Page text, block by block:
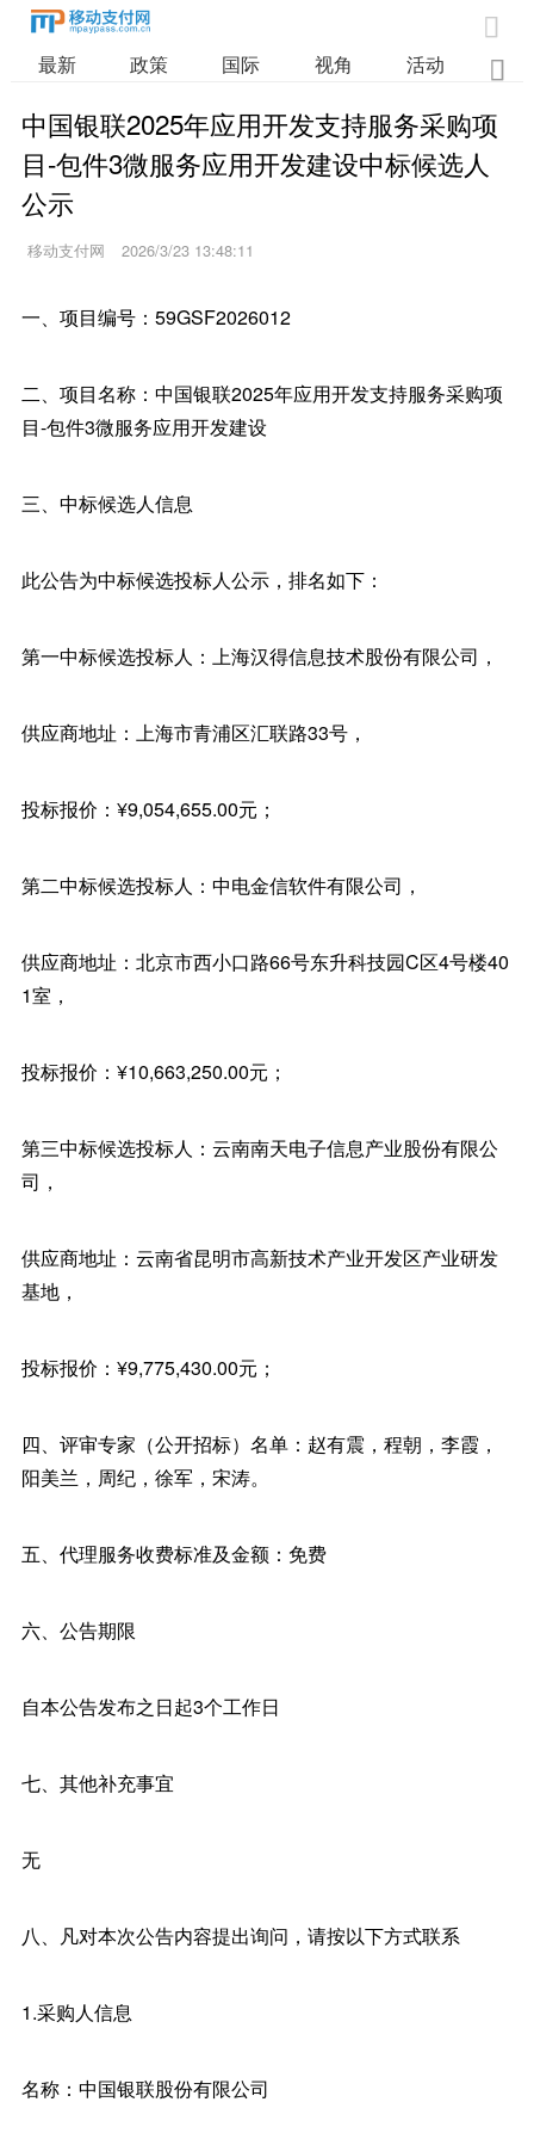

最新 政策 国际 视角 活动 业

中国银联2025年应用开发支持服务采购项
目-包件3微服务应用开发建设中标候选人
公示
移动支付网 2026/3/23 13:48:11
一、项目编号：59GSF2026012
二、项目名称：中国银联2025年应用开发支持服务采购项
目-包件3微服务应用开发建设
三、中标候选人信息
此公告为中标候选投标人公示，排名如下：
第一中标候选投标人：上海汉得信息技术股份有限公司，
供应商地址：上海市青浦区汇联路33号，
投标报价：¥9,054,655.00元；
第二中标候选投标人：中电金信软件有限公司，
供应商地址：北京市西小口路66号东升科技园C区4号楼40
1室，
投标报价：¥10,663,250.00元；
第三中标候选投标人：云南南天电子信息产业股份有限公
司，
供应商地址：云南省昆明市高新技术产业开发区产业研发
基地，
投标报价：¥9,775,430.00元；
四、评审专家（公开招标）名单：赵有震，程朝，李霞，
阳美兰，周纪，徐军，宋涛。
五、代理服务收费标准及金额：免费
六、公告期限
自本公告发布之日起3个工作日
七、其他补充事宜
无
八、凡对本次公告内容提出询问，请按以下方式联系
1.采购人信息
名称：中国银联股份有限公司